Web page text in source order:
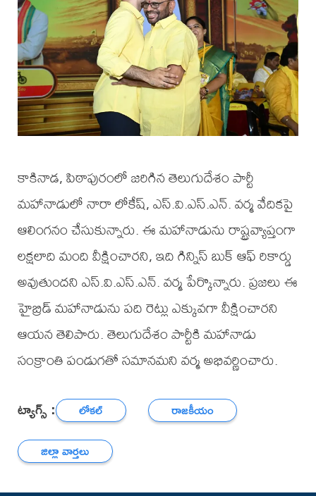
కాకినాడ, పిఠాపురంలో జరిగిన తెలుగుదేశం పార్టీ
మహానాడులో నారా లోకేష్, ఎస్.వి.ఎస్.ఎన్. వర్మ వేదికపై
ఆలింగనం చేసుకున్నారు. ఈ మహానాడును రాష్ట్రవ్యాప్తంగా
లక్షలాది మంది వీక్షించారని, ఇది గిన్నిస్ బుక్ ఆఫ్ రికార్డు
అవుతుందని ఎస్.వి.ఎస్.ఎన్. వర్మ పేర్కొన్నారు. ప్రజలు ఈ
హైబ్రిడ్ మహానాడును పది రెట్లు ఎక్కువగా వీక్షించారని
ఆయన తెలిపారు. తెలుగుదేశం పార్టీకి మహానాడు
సంక్రాంతి పండుగతో సమానమని వర్మ అభివర్ణించారు.
ట్యాగ్స్ : లోకల్
రాజకీయం
జిల్లా వార్తలు